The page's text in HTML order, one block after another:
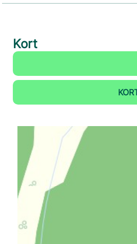
Kort